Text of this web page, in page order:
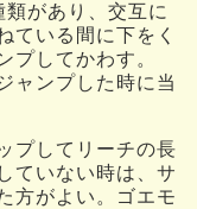
があり、交互に
ている間に下をく
プしてかわす。
ャンプした時に当
プしてリーチの長
ていない時は、サ
方がよい。ゴエモ